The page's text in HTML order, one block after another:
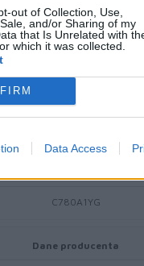
out of Collection, Use,
and/or Sharing of my
that Is Unrelated with
which it was collected.
Data Access
C780A1YG
Dane producenta